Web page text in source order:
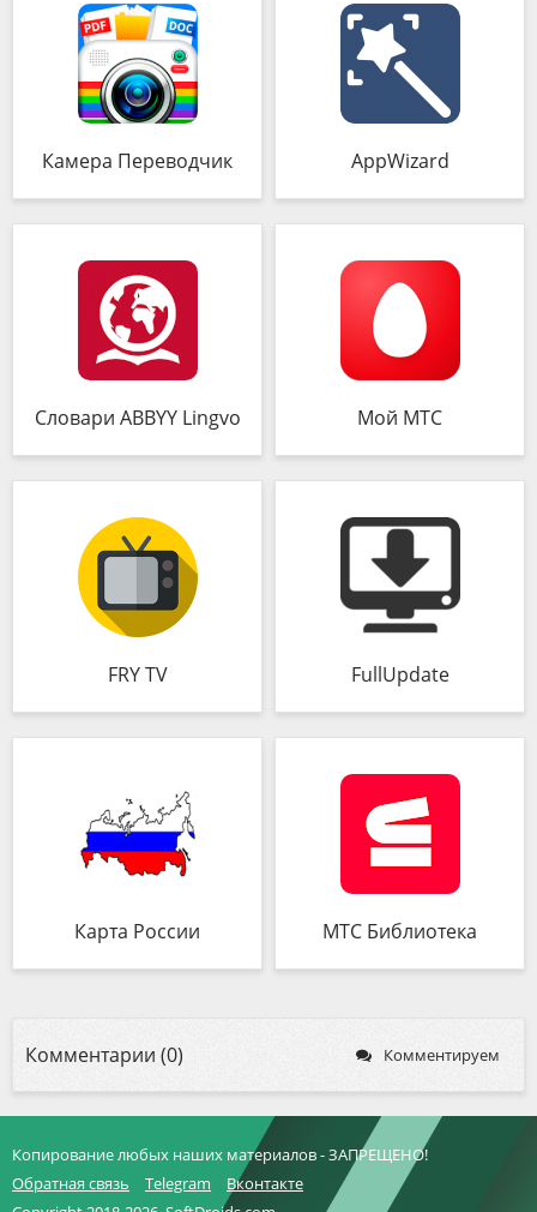
Камера Переводчик AppWizard
Словари ABBYY Lingvo Мой МТС
FRY TV FullUpdate
Карта России МТС Библиотека
Комментарии (0) Комментируем
Копирование любых наших материалов - ЗАПРЕЩЕНО!
Обратная связь
Telegram
Вконтакте